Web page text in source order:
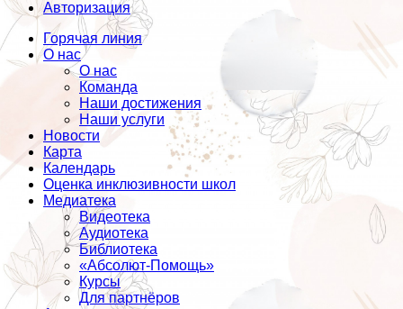
Авторизация
Горячая линия
О нас
О нас
Команда
Наши достижения
Наши услуги
Новости
Карта
Календарь
Оценка инклюзивности школ
Медиатека
Видеотека
Аудиотека
Библиотека
«Абсолют-Помощь»
Курсы
Для партнёров